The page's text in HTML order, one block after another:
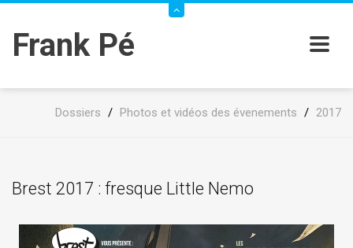
Frank Pé
Dossiers / Photos et vidéos des évenements / 2017
Brest 2017 : fresque Little Nemo